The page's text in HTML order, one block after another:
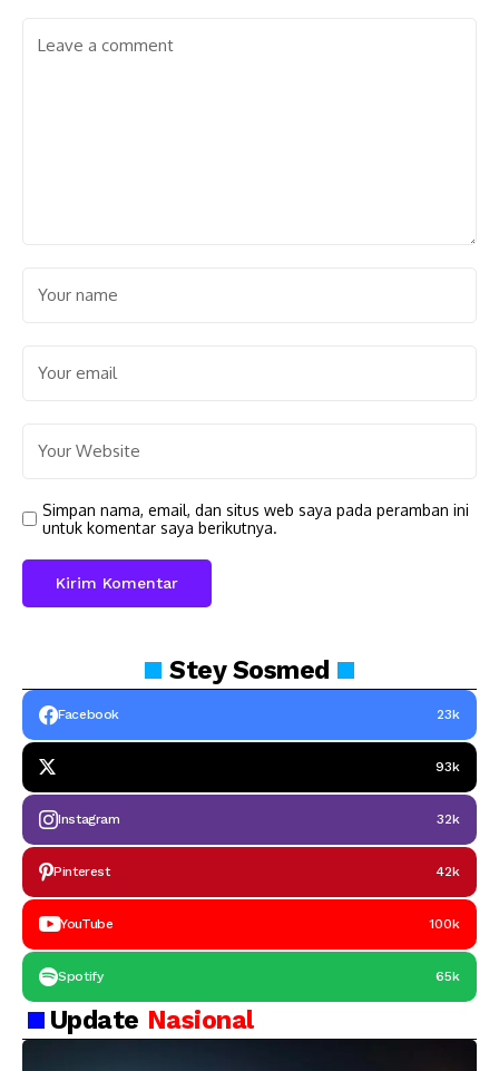
Simpan nama, email, dan situs web saya pada peramban ini
untuk komentar saya berikutnya.
SteySosmed
Facebook 23k
93k
Instagram 32k
Pinterest 42k
YouTube 100k
Spotify 65k
Update Nasional